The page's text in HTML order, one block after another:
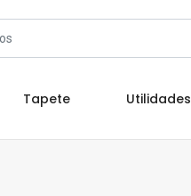
Tapete Utilidades